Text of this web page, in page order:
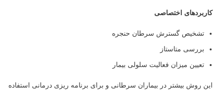
کاربردهای اختصاصی
تشخیص گسترش سرطان حنجره
بررسی متاستاز
تعیین میزان فعالیت سلولی بیمار
این روش بیشتر در بیماران سرطانی و برای برنامه ریزی درمانی استفاده